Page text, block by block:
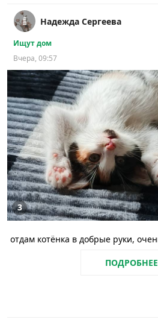
Надежда Сергеева
Ищут дом
Вчера, 09:57
3
отдам котёнка в добрые руки,
ПОДРОБНЕЕ